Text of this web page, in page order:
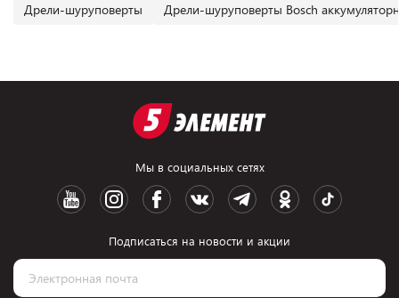
Дрели-шуруповерты Дрели-шуруповерты Bosch
Мы в социальных сетях
Подписаться на новости и акции